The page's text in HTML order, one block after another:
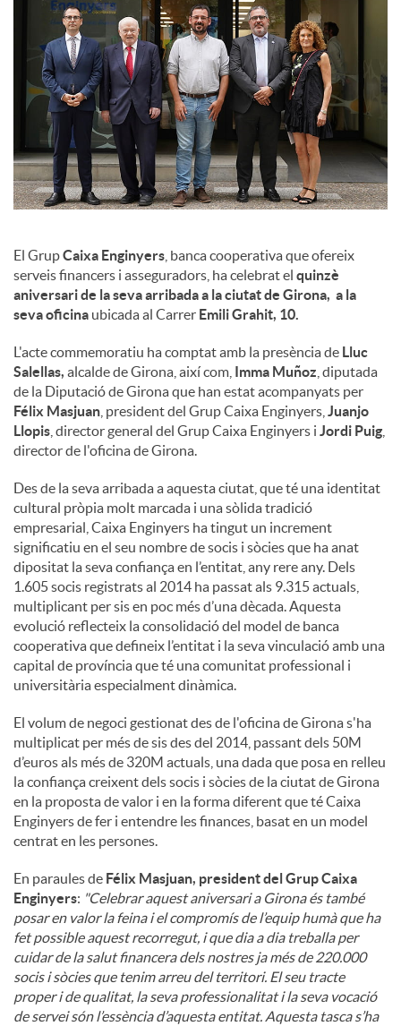
s
El GrupCaixa Enginyers , banca cooperativa que ofereix
serveis financers i asseguradors, ha celebrat el quinzè
aniversari de la seva arribada a la ciutat de Girona, a la
seva oficina ubicada al Carrer Emili Grahit, 10.
L'acte commemoratiu ha comptat amb la presència de Lluc
Salellas, alcalde de Girona, així com, Imma Muñoz , diputada
de la Diputació de Girona que han estat acompanyats per
Félix Masjuan , president del Grup Caixa Enginyers, Juanjo
Llopis , director general del Grup Caixa Enginyers i Jordi Puig
director de l'oficina de Girona.
Des de la seva arribada a aquesta ciutat, que té una identitat
cultural pròpia molt marcada i una sòlida tradició
empresarial, Caixa Enginyers ha tingut un increment
significatiu en el seu nombre de socis i sòcies que ha anat
dipositat la seva confiança en l’entitat, any rere any. Dels
1.605 socis registrats al 2014 ha passat als 9.315 actuals,
multiplicant per sis en poc més d’una dècada. Aquesta
evolució reflecteix la consolidació del model de banca
cooperativa que defineix l’entitat i la seva vinculació amb una
capital de província que té una comunitat professional i
universitària especialment dinàmica.
El volum de negoci gestionat des de l'oficina de Girona s'ha
multiplicat per més de sis des del 2014, passant dels 50M
d’euros als més de 320M actuals, una dada que posa en relleu
la confiança creixent dels socis i sòcies de la ciutat de Girona
en la proposta de valor i en la forma diferent que té Caixa
Enginyers de fer i entendre les finances, basat en un model
centrat en les persones.
En paraules de Félix Masjuan, president del Grup Caixa
Enginyers: "Celebrar aquest aniversari a Girona és també
posar en valor la feina i el compromís de l’equip humà que ha
fet possible aquest recorregut, i que dia a dia treballa per
cuidar de la salut financera dels nostres ja més de 220.000
socis i sòcies que tenim arreu del territori. El seu tracte
proper i de qualitat, la seva professionalitat i la seva vocació
de servei són l’essència d’aquesta entitat. Aquesta tasca s’ha